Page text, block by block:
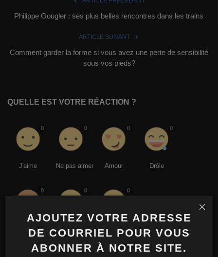
AJOUTEZ VOTRE ADRESSE
DE COURRIEL POUR VOUS
ABONNER À NOTRE SITE.
Philippe Gougler : ses plus belles rencontres dans les trains
ARTICLE SUIVANT
Comment garder la forme si vous avez une perte de sensibilité
sous vos pieds?
QUELLE EST VOTRE RÉACTION ?
0
J'aime
0
Ne pas aimer
0
Amour
0
Drôle
0
En colère
0
Triste
0
Wow